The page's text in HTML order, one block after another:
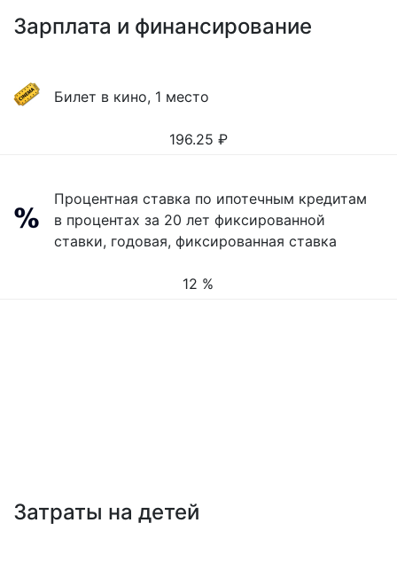
Зарплата и финансирование
Билет в кино, 1 место
196.25 ₽
Процентная ставка по ипотечным кредитам
в процентах за 20 лет фиксированной
ставки, годовая, фиксированная ставка
12 %
Затраты на детей